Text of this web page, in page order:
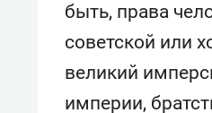
быть, права
советской или
великий
империи,
Падел, фитнес,
ниндзя-зал:
стал Меккой
спорта